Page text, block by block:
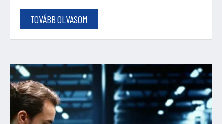
TOVÁBB OLVASOM